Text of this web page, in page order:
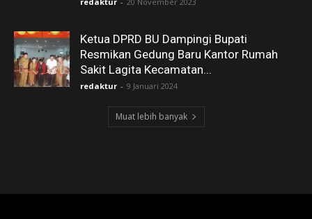
Ketua DPRD BU Dampingi Bupati
Resmikan Gedung Baru Kantor Rumah
Sakit Lagita Kecamatan...
redaktur - 9 Januari 2024
Muat lebih banyak